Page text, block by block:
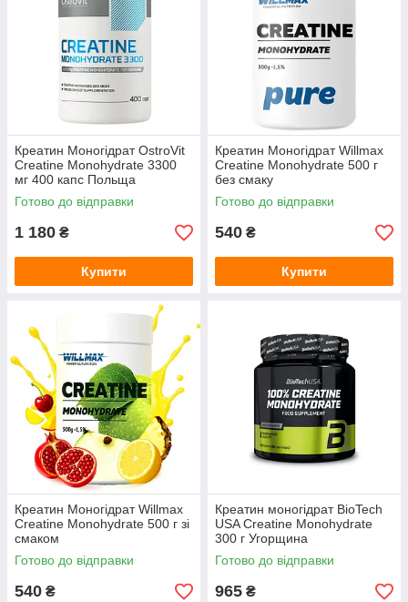
Креатин Моногідрат OstroVit
Creatine Monohydrate 3300
мг 400 капс Польща
Готово до відправки
1 180 ₴
Купити
Креатин Моногідрат Willmax
Creatine Monohydrate 500 г
без смаку
Готово до відправки
540 ₴
Купити
Креатин Моногідрат Willmax
Creatine Monohydrate 500 г зі
смаком
Готово до відправки
540 ₴
Креатин моногідрат BioTech
USA Creatine Monohydrate
300 г Угорщина
Готово до відправки
965 ₴